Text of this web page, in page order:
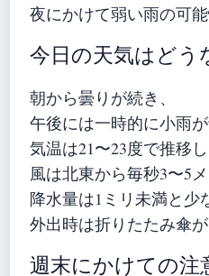
夜にかけて弱い雨の可能
今日の天気はどう
朝から曇りが続き、
午後には一時的に小雨が
気温は21〜23度で推移し
風は北東から毎秒3〜5メ
降水量は1ミリ未満と少
外出時は折りたたみ傘が
週末にかけての注